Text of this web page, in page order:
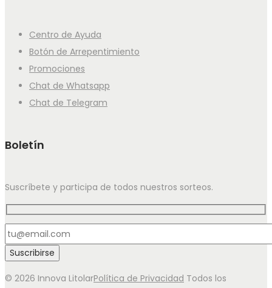
Centro de Ayuda
Botón de Arrepentimiento
Promociones
Chat de Whatsapp
Chat de Telegram
Boletín
Suscríbete y participa de todos nuestros sorteos.
© 2026 Innova LitolarPolítica de Privacidad Todos los